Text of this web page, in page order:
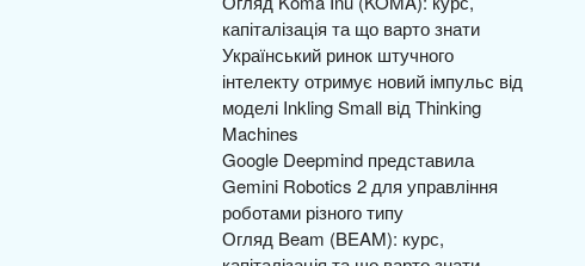
капіталізація та що варто знати
Український ринок штучного
інтелекту отримує новий імпульс від
моделі Inkling Small від Thinking
Machines
Google Deepmind представила
Gemini Robotics 2 для управління
роботами різного типу
Огляд Beam (BEAM): курс,